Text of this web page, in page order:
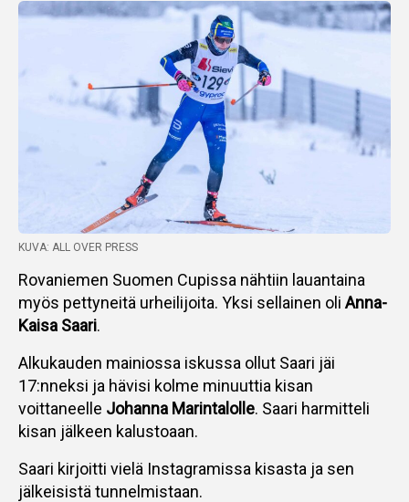
KUVA: ALL OVER PRESS
Rovaniemen Suomen Cupissa nähtiin lauantaina
myös pettyneitä urheilijoita. Yksi sellainen oli Anna-
Kaisa Saari.
Alkukauden mainiossa iskussa ollut Saari jäi
17:nneksi ja hävisi kolme minuuttia kisan
voittaneelle Johanna Marintalolle. Saari harmitteli
kisan jälkeen kalustoaan.
Saari kirjoitti vielä Instagramissa kisasta ja sen
jälkeisistä tunnelmistaan.